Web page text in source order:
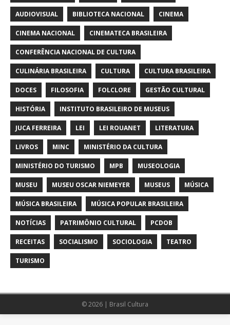
AUDIOVISUAL BIBLIOTECA NACIONAL CINEMA
CINEMA NACIONAL CINEMATECA BRASILEIRA
CONFERÊNCIA NACIONAL DE CULTURA
CULINÁRIA BRASILEIRA CULTURA CULTURA BRASILEIRA
DOCES FILOSOFIA FOLCLORE GESTÃO CULTURAL
HISTÓRIA INSTITUTO BRASILEIRO DE MUSEUS
JUCA FERREIRA LEI LEI ROUANET LITERATURA
LIVROS MINC MINISTÉRIO DA CULTURA
MINISTÉRIO DO TURISMO MPB MUSEOLOGIA
MUSEU MUSEU OSCAR NIEMEYER MUSEUS MÚSICA
MÚSICA BRASILEIRA MÚSICA POPULAR BRASILEIRA
NOTÍCIAS PATRIMÔNIO CULTURAL PCDOB
RECEITAS SOCIALISMO SOCIOLOGIA TEATRO
TURISMO
© 2026 | Brasil Cultura